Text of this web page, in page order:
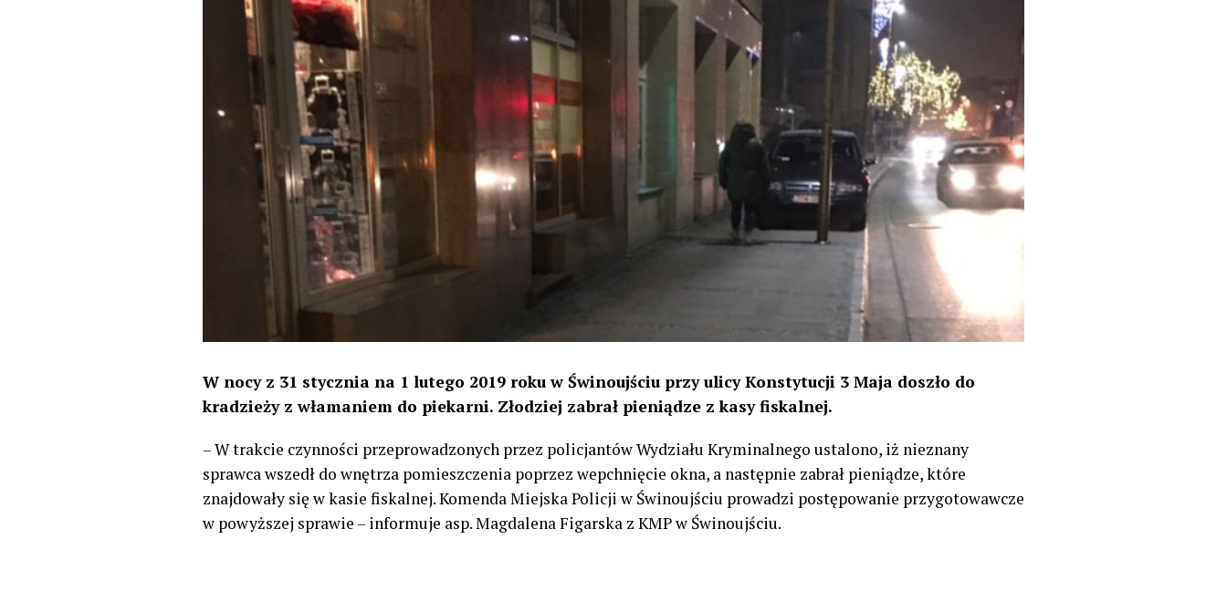
W nocy z 31 stycznia na 1 lutego 2019 roku w Świnoujściu przy ulicy Konstytucji 3 Maja doszło do
kradzieży z włamaniem do piekarni. Złodziej zabrał pieniądze z kasy fiskalnej.
– W trakcie czynności przeprowadzonych przez policjantów Wydziału Kryminalnego ustalono, iż nieznany
sprawca wszedł do wnętrza pomieszczenia poprzez wepchnięcie okna, a następnie zabrał pieniądze, które
znajdowały się w kasie fiskalnej. Komenda Miejska Policji w Świnoujściu prowadzi postępowanie przygotowawcze
w powyższej sprawie – informuje asp. Magdalena Figarska z KMP w Świnoujściu.